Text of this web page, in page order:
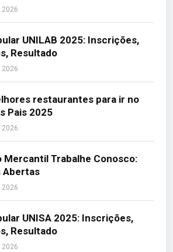
2026
UNILAB 2025: Inscrições,
Resultado
2026
restaurantes para ir no
Pais 2025
2026
Mercantil Trabalhe Conosco:
Abertas
2026
UNISA 2025: Inscrições,
Resultado
2026